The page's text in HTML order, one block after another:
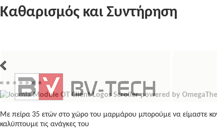
Καθαρισμός και Συντήρηση
Με πείρα 35 ετών στο χώρο του μαρμάρου μπορούμε να είμαστε
καλύπτουμε τις ανάγκες του